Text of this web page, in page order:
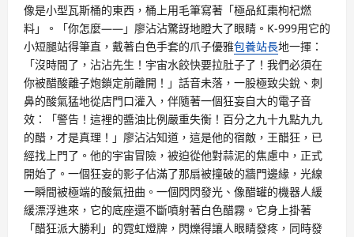
像是小型瓦斯桶的東西，桶上用毛筆寫著「極品紅棗枸杞燃
料」。「你怎麼——」廖沾沾驚訝地瞪大了眼睛。K-999用它的
小短腿站得筆直，戴著白色手套的爪子優雅包養站長地一揮：
「沒時間了，沾沾先生！宇宙水餃快要拉肚子了！我們必須在
你被醋酸離子炮鎖定前離開！」話音未落，一股極致尖銳、刺
鼻的酸氣猛地從店門口灌入，伴隨著一個狂妄自大的電子音
效：「警告！這裡的醬油比例嚴重失衡！百分之九十九點九九
的醋，才是真理！」廖沾沾知道，這是他的宿敵，王醋狂，已
經找上門了。他的宇宙冒險，被迫從他對蒜泥的焦慮中，正式
開始了。一個狂妄的影子佔滿了那扇被撞破的牆門邊緣，光線
一瞬間被極端的酸氣扭曲。一個閃閃發光、像醋罐的機器人緩
緩漂浮進來，它的底座還不斷噴射著白色醋霧。它身上掛著
「醋狂派大勝利」的霓虹燈牌，閃爍得讓人眼睛發疼，同時發